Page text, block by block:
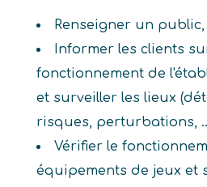
Renseigner un
Informer les clients
fonctionnement de
et surveiller les lieux
risques, perturbations,
Vérifier le
équipements de jeux et